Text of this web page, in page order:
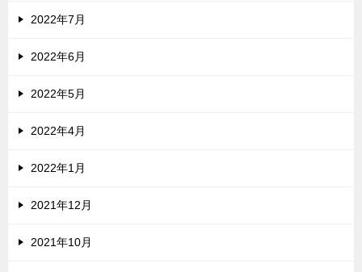
2022年7月
2022年6月
2022年5月
2022年4月
2022年1月
2021年12月
2021年10月